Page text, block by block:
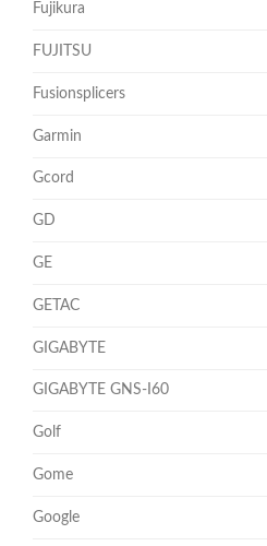
Fujikura
FUJITSU
Fusionsplicers
Garmin
Gcord
GD
GE
GETAC
GIGABYTE
GIGABYTE GNS-I60
Golf
Gome
Google